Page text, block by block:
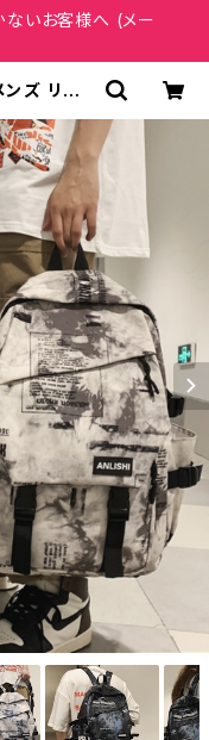
いお客様へ (メー
ズ リュッ
ラージュ
迷彩柄リ
大容量 学
セックス
ー ネイビ
ジコーデ
かけ K-B0
20代,30
ョン 通販